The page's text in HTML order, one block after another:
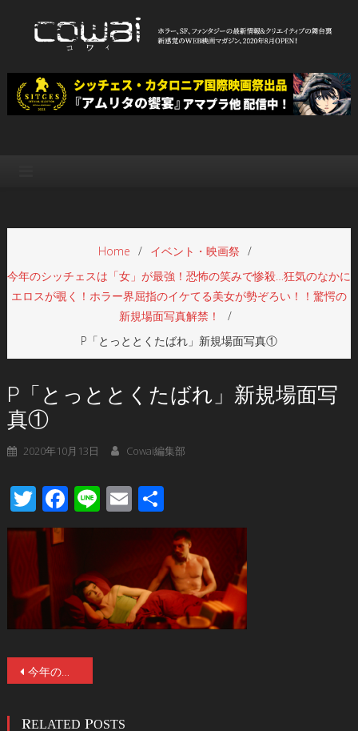
WEB映画マガジン「cowai コ
ワイ」
Home
イベント・映画祭
今年のシッチェスは「女」が最強！恐怖の笑みで惨殺…狂気のなかに
エロスが覗く！ホラー界屈指のイケてる美女が勢ぞろい！！驚愕の
新規場面写真解禁！
P「とっととくたばれ」新規場面写真①
P「とっととくたばれ」新規場面写
真①
2020年10月13日 Cowai編集部
Twitter
Facebook
LineEmail
有
投今年のシッチェスは「女」が最強！恐怖の笑みで惨殺…狂気のなかにエロスが覗く！ホラー界屈指のイケてる美女が勢ぞろい！！驚愕の新規場面写真解禁！
RELATED POSTS